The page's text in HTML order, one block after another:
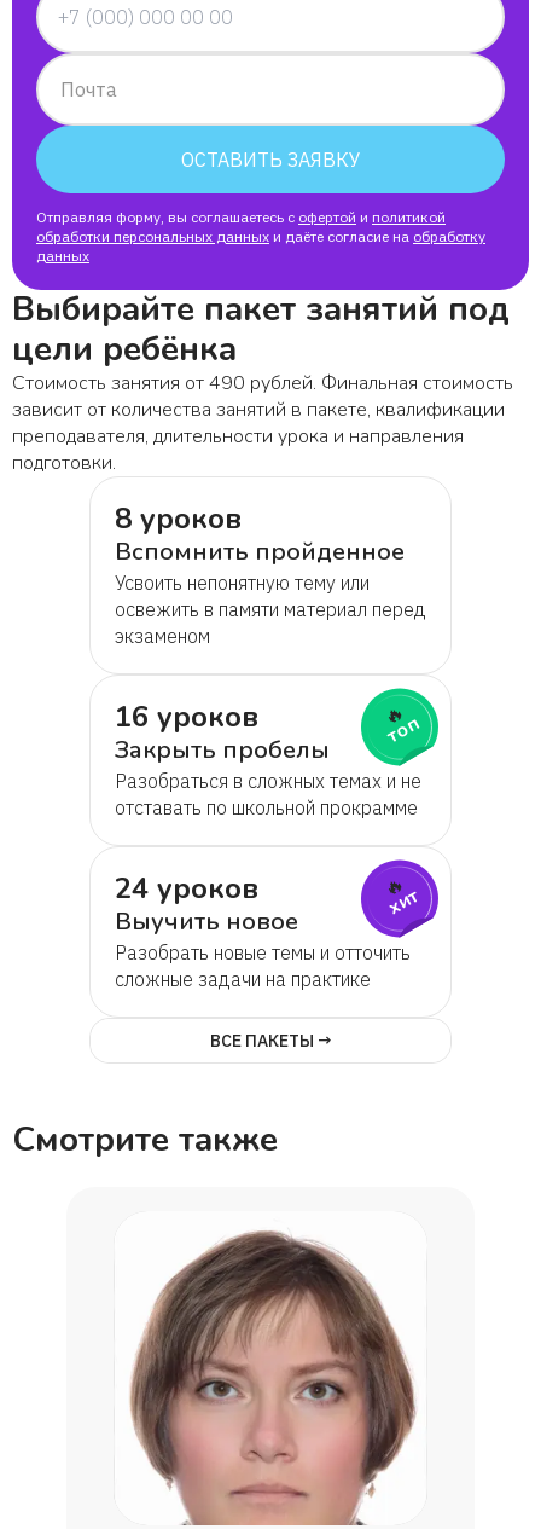
Почта
ОСТАВИТЬ ЗАЯВКУ
Отправляя форму, вы соглашаетесь с офертой и политикой
обработки персональных данных и даёте согласие на обработку
данных
Выбирайте пакет занятий под
цели ребёнка
Стоимость занятия от 490 рублей. Финальная стоимость
зависит от количества занятий в пакете, квалификации
преподавателя, длительности урока и направления
подготовки.
8 уроков
Вспомнить пройденное
Усвоить непонятную тему или
освежить в памяти материал перед
экзаменом
16 уроков
Закрыть пробелы
Разобраться в сложных темах и не
отставать по школьной прокрамме
🔥
топ
24 уроков
Выучить новое
Разобрать новые темы и отточить
сложные задачи на практике
🔥
хит
ВСЕ ПАКЕТЫ →
Смотрите также